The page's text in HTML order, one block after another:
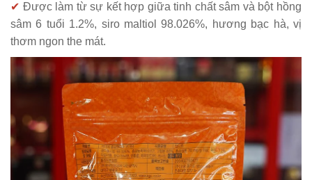
✔ Được làm từ sự kết hợp giữa tinh chất sâm và bột hồng
sâm 6 tuổi 1.2%, siro maltiol 98.026%, hương bạc hà, vị
thơm ngon the mát.